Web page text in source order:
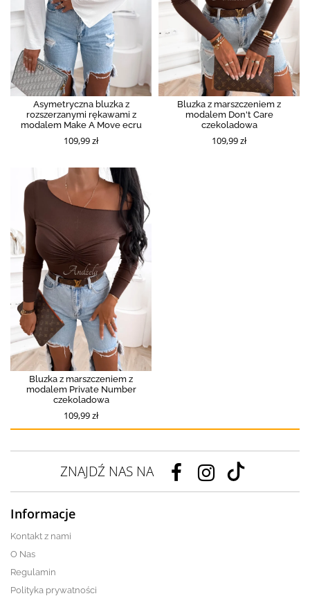
Asymetryczna bluzka z
rozszerzanymi rękawami z
modalem Make A Move ecru
109,99 zł
Bluzka z marszczeniem z
modalem Don't Care
czekoladowa
109,99 zł
Bluzka z marszczeniem z
modalem Private Number
czekoladowa
109,99 zł
ZNAJDŹ NAS NA
Informacje
Kontakt z nami
O Nas
Regulamin
Polityka prywatności